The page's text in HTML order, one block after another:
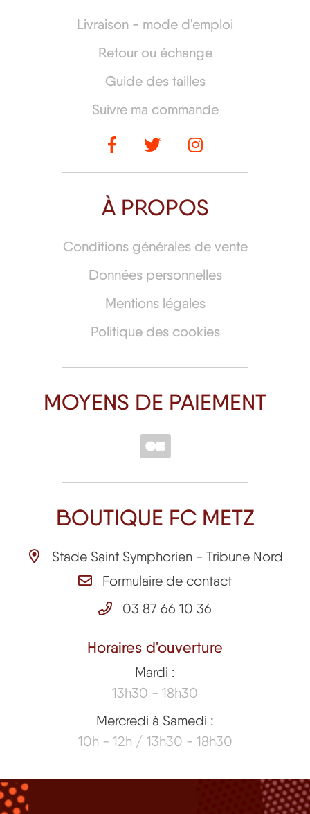
Livraison - mode d'emploi
Retour ou échange
Guide des tailles
Suivre ma commande
À PROPOS
Conditions générales de vente
Données personnelles
Mentions légales
Politique des cookies
MOYENS DE PAIEMENT
BOUTIQUE FC METZ
Stade Saint Symphorien - Tribune Nord
Formulaire de contact
03 87 66 10 36
Horaires d'ouverture
Mardi :
13h30 - 18h30
Mercredi à Samedi :
10h - 12h / 13h30 - 18h30